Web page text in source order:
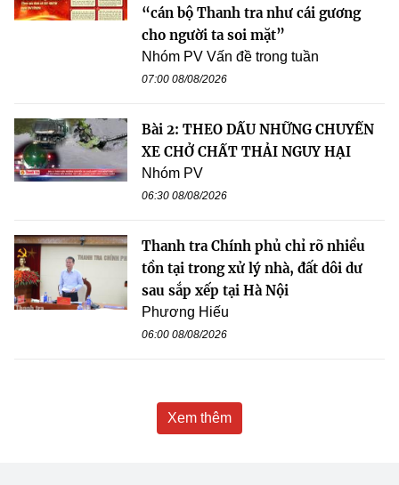
“cán bộ Thanh tra như cái gương
cho người ta soi mặt”
Nhóm PV Vấn đề trong tuần
07:00 08/08/2026
Bài 2: THEO DẤU NHỮNG CHUYẾN
XE CHỞ CHẤT THẢI NGUY HẠI
Nhóm PV
06:30 08/08/2026
Thanh tra Chính phủ chỉ rõ nhiều
tồn tại trong xử lý nhà, đất dôi dư
sau sắp xếp tại Hà Nội
Phương Hiếu
06:00 08/08/2026
Xem thêm